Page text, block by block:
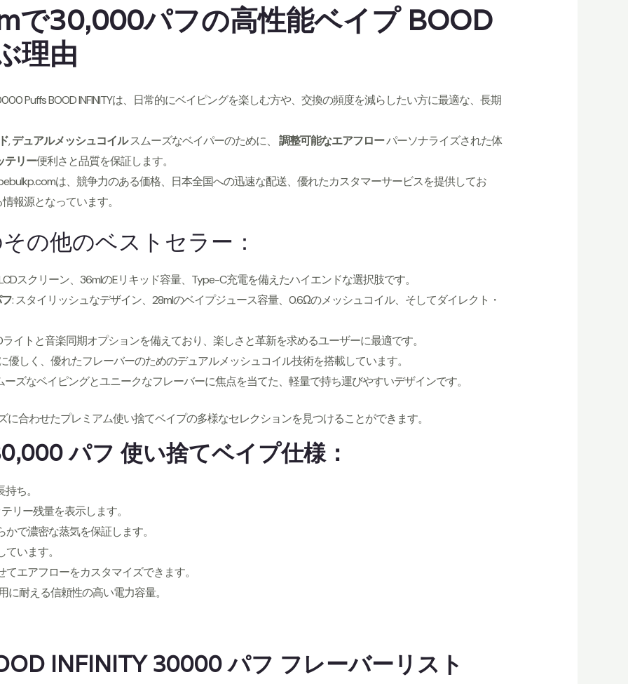
で30,000パフの高性能ベイプ BOOD
理由
Puffs BOOD INFINITYは、日常的にベイピングを楽しむ方や、交換の頻度を減らしたい方に最適な、長期
,デュアルメッシュコイルスムーズなベイパーのために、 調整可能なエアフローパーソナライズされた体
テリー便利さと品質を保証します。
は、競争力のある価格、日本全国への迅速な配送、優れたカスタマーサービスを提供してお
報源となっています。
の他のベストセラー：
スクリーン、36mlのEリキッド容量、Type-C充電を備えたハイエンドな選択肢です。
: スタイリッシュなデザイン、28mlのベイプジュース容量、0.6Ωのメッシュコイル、そしてダイレクト・
ライトと音楽同期オプションを備えており、楽しさと革新を求めるユーザーに最適です。
優しく、優れたフレーバーのためのデュアルメッシュコイル技術を搭載しています。
ーズなベイピングとユニークなフレーバーに焦点を当てた、軽量で持ち運びやすいデザインです。
合わせたプレミアム使い捨てベイプの多様なセレクションを見つけることができます。
パフ 使い捨てベイプ仕様：
ち。
リー残量を表示します。
かで濃密な蒸気を保証します。
います。
てエアフローをカスタマイズできます。
に耐える信頼性の高い電力容量。
INFINITY 30000 パフ フレーバーリスト